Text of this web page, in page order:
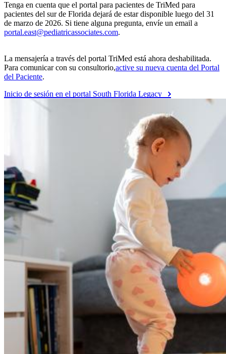
Tenga en cuenta que el portal para pacientes de TriMed para
pacientes del sur de Florida dejará de estar disponible luego del 31
de marzo de 2026. Si tiene alguna pregunta, envíe un email a
portal.east@pediatricassociates.com.
La mensajería a través del portal TriMed está ahora deshabilitada.
Para comunicar con su consultorio,active su nueva cuenta del Portal
del Paciente.
Inicio de sesión en el portal South Florida Legacy